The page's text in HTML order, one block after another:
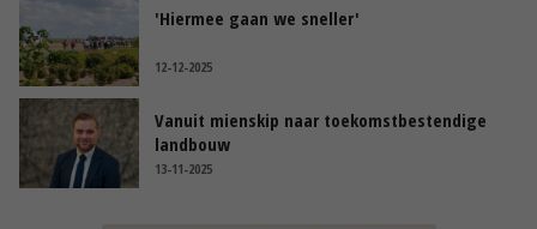
'Hiermee gaan we sneller'
12-12-2025
Vanuit mienskip naar toekomstbestendige
landbouw
13-11-2025